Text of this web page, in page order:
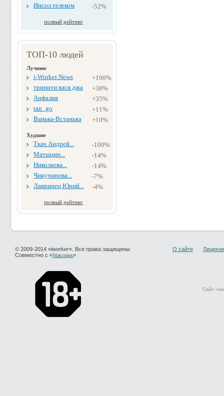
Инсол телеком
-52%
полный рейтинг
ТОП-10 людей
Лучшие
i-Worker News
+100%
тринити вася джа
+38%
Анфалия
+35%
tan_go
+11%
Ванька-Встанька
+10%
Худшие
Ткач Андрей...
-100%
Матыцин...
-14%
Николаева...
-14%
Чикучинова...
-7%
Лавринец Юрий...
-4%
полный рейтинг
© 2009-2014 «iworker». Все права защищены
Совместно с «Макспарк»
О сайте
Сайт